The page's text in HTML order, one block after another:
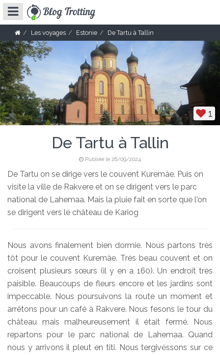
Les voyages Estonie De Tartu à Tallin
1
De Tartu à Tallin
Publiée le 26/09/2024
De Tartu on se dirige vers le couvent Kuremäe. Puis on
visite la ville de Rakvere et on se dirigent vers le parc
national de Lahemaa. Mais la pluie fait en sorte que l'on
se dirigent vers le château de Kariog
Nous avons finalement bien dormie. Nous partons très
tôt pour le couvent Kuremäe. Très beau couvent et on
croisent plusieurs sœurs (il y en a 160). Un endroit très
paisible. Beaucoups de fleurs encore et les jardins sont
impeccable. Nous poursuivons la route un moment et
arrêtons pour un café à Rakvere. Nous fesons le tour du
château mais malheureusement il était fermé. Nous
repartons pour le parc national de Lahemaa. Quand
nous y arrivons il pleut en titi. Nous tergivėssons sur ce